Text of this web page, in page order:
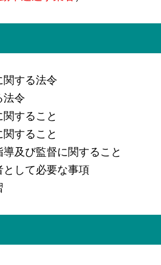
する法令
令
すること
すること
及び監督に関すること
して必要な事項